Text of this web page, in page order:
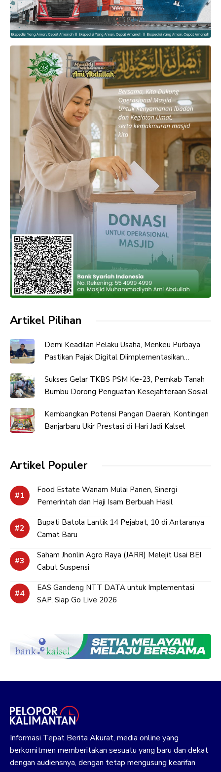
Artikel Pilihan
Demi Keadilan Pelaku Usaha, Menkeu Purbaya
Pastikan Pajak Digital Diimplementasikan
Sukses Gelar TKBS PSM Ke-23, Pemkab Tanah
Bumbu Dorong Penguatan Kesejahteraan Sosial
Kembangkan Potensi Pangan Daerah, Kontingen
Banjarbaru Ukir Prestasi di Hari Jadi Kalsel
Artikel Populer
Food Estate Wanam Mulai Panen, Sinergi
Pemerintah dan Haji Isam Berbuah Hasil
Bupati Batola Lantik 14 Pejabat, 10 di Antaranya
Camat Baru
Saham Jhonlin Agro Raya (JARR) Melejit Usai BEI
Cabut Suspensi
EAS Gandeng NTT DATA untuk Implementasi
SAP, Siap Go Live 2026
Informasi Tepat Berita Akurat, media online yang
berkomitmen memberitakan sesuatu yang baru dan dekat
dengan audiensnya, dengan tetap mengusung kearifan